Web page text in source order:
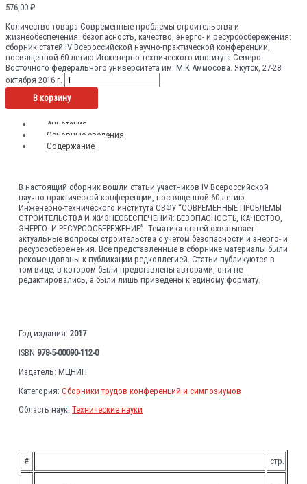
576,00 ₽
Количество товара Современные проблемы строительства и
жизнеобеспечения: безопасность, качество, энерго- и ресурсосбережения:
сборник статей IV Всероссийской научно-практической конференции,
посвященной 60-летию Инженерно-технического института Северо-
Восточного федерального университета им. М.К.Аммосова. Якутск, 27-28
октября 2016 г.
В корзину
Аннотация
Основные сведения
Содержание
В настоящий сборник вошли статьи участников IV Всероссийской
научно-практической конференции, посвященной 60-летию
Инженерно-технического института СВФУ “СОВРЕМЕННЫЕ ПРОБЛЕМЫ
СТРОИТЕЛЬСТВА И ЖИЗНЕОБЕСПЕЧЕНИЯ: БЕЗОПАСНОСТЬ, КАЧЕСТВО,
ЭНЕРГО- И РЕСУРСОСБЕРЕЖЕНИЕ”. Тематика статей охватывает
актуальные вопросы строительства с учетом безопасности и энерго- и
ресурсосбережения. Все представленные в сборнике материалы были
рекомендованы к публикации редколлегией. Статьи публикуются в
том виде, в котором были представлены авторами, они не
редактировались, а были лишь приведены к единому формату.
Год издания:2017
ISBN 978-5-00090-112-0
Издатель: МЦНИП
Категория:Сборники трудов конференций и симпозиумов
Область наук:Технические науки
# стр.